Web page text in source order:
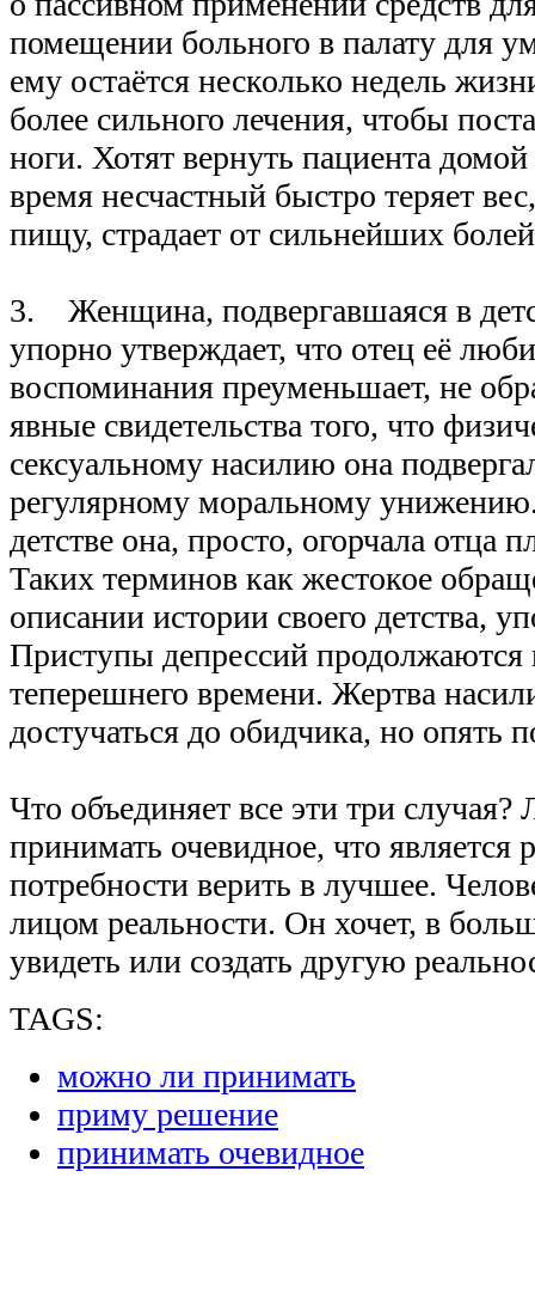
помещении больного в палату для
ему остаётся несколько недель
более сильного лечения, чтобы
ноги. Хотят вернуть пациента
время несчастный быстро теряет
пищу, страдает от сильнейших
3. Женщина, подвергавшаяся в
упорно утверждает, что отец её
воспоминания преуменьшает, не
явные свидетельства того, что
сексуальному насилию она
регулярному моральному
детстве она, просто, огорчала отца
Таких терминов как жестокое
описании истории своего детства,
Приступы депрессий продолжаются
теперешнего времени. Жертва
достучаться до обидчика, но опять
Что объединяет все эти три случая?
принимать очевидное, что является
потребности верить в лучшее.
лицом реальности. Он хочет, в
увидеть или создать другую
TAGS:
можно ли принимать
приму решение
принимать очевидное